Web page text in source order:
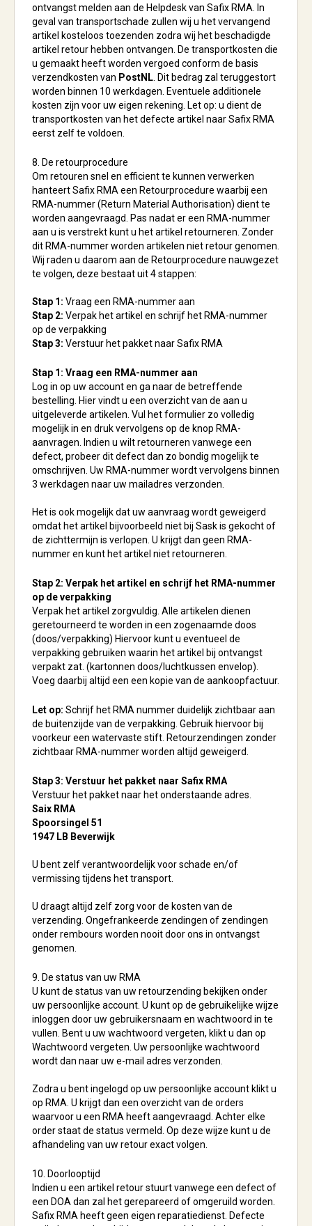
ontvangst melden aan de Helpdesk van Safix RMA. In
geval van transportschade zullen wij u het vervangend
artikel kosteloos toezenden zodra wij het beschadigde
artikel retour hebben ontvangen. De transportkosten die
u gemaakt heeft worden vergoed conform de basis
verzendkosten van PostNL . Dit bedrag zal teruggestort
worden binnen 10 werkdagen. Eventuele additionele
kosten zijn voor uw eigen rekening. Let op: u dient de
transportkosten van het defecte artikel naar Safix RMA
eerst zelf te voldoen.
8. De retourprocedure
Om retouren snel en efficient te kunnen verwerken
hanteert Safix RMA een Retourprocedure waarbij een
RMA-nummer (Return Material Authorisation) dient te
worden aangevraagd. Pas nadat er een RMA-nummer
aan u is verstrekt kunt u het artikel retourneren. Zonder
dit RMA-nummer worden artikelen niet retour genomen.
Wij raden u daarom aan de Retourprocedure nauwgezet
te volgen, deze bestaat uit 4 stappen:
Stap 1: Vraag een RMA-nummer aan
Stap 2: Verpak het artikel en schrijf het RMA-nummer
op de verpakking
Stap 3: Verstuur het pakket naar Safix RMA
Stap 1: Vraag een RMA-nummer aan
Log in op uw account en ga naar de betreffende
bestelling. Hier vindt u een overzicht van de aan u
uitgeleverde artikelen. Vul het formulier zo volledig
mogelijk in en druk vervolgens op de knop RMA-
aanvragen. Indien u wilt retourneren vanwege een
defect, probeer dit defect dan zo bondig mogelijk te
omschrijven. Uw RMA-nummer wordt vervolgens binnen
3 werkdagen naar uw mailadres verzonden.
Het is ook mogelijk dat uw aanvraag wordt geweigerd
omdat het artikel bijvoorbeeld niet bij Sask is gekocht of
de zichttermijn is verlopen. U krijgt dan geen RMA-
nummer en kunt het artikel niet retourneren.
Stap 2: Verpak het artikel en schrijf het RMA-nummer
op de verpakking
Verpak het artikel zorgvuldig. Alle artikelen dienen
geretourneerd te worden in een zogenaamde doos
(doos/verpakking) Hiervoor kunt u eventueel de
verpakking gebruiken waarin het artikel bij ontvangst
verpakt zat. (kartonnen doos/luchtkussen envelop).
Voeg daarbij altijd een een kopie van de aankoopfactuur.
Let op: Schrijf het RMA nummer duidelijk zichtbaar aan
de buitenzijde van de verpakking. Gebruik hiervoor bij
voorkeur een watervaste stift. Retourzendingen zonder
zichtbaar RMA-nummer worden altijd geweigerd.
Stap 3: Verstuur het pakket naar Safix RMA
Verstuur het pakket naar het onderstaande adres.
Saix RMA
Spoorsingel 51
1947 LB Beverwijk
U bent zelf verantwoordelijk voor schade en/of
vermissing tijdens het transport.
U draagt altijd zelf zorg voor de kosten van de
verzending. Ongefrankeerde zendingen of zendingen
onder rembours worden nooit door ons in ontvangst
genomen.
9. De status van uw RMA
U kunt de status van uw retourzending bekijken onder
uw persoonlijke account. U kunt op de gebruikelijke wijze
inloggen door uw gebruikersnaam en wachtwoord in te
vullen. Bent u uw wachtwoord vergeten, klikt u dan op
Wachtwoord vergeten. Uw persoonlijke wachtwoord
wordt dan naar uw e-mail adres verzonden.
Zodra u bent ingelogd op uw persoonlijke account klikt u
op RMA. U krijgt dan een overzicht van de orders
waarvoor u een RMA heeft aangevraagd. Achter elke
order staat de status vermeld. Op deze wijze kunt u de
afhandeling van uw retour exact volgen.
10. Doorlooptijd
Indien u een artikel retour stuurt vanwege een defect of
een DOA dan zal het gerepareerd of omgeruild worden.
Safix RMA heeft geen eigen reparatiedienst. Defecte